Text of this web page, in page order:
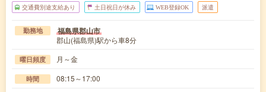
交通費別途支給あり 土日祝日が休み WEB登録OK 派遣
勤務地 福島県郡山市
郡山(福島県)駅から車8分
曜日頻度 月～金
時間 08:15～17:00